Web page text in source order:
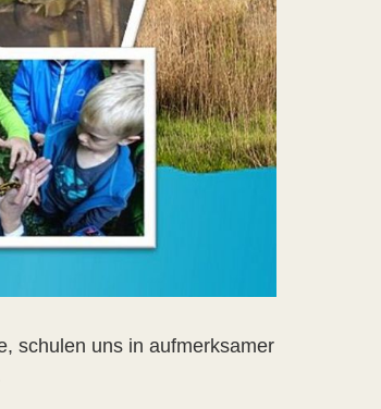
schulen uns in aufmerksamer